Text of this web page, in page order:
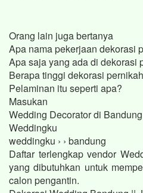
Orang lain juga bertanya
Apa nama pekerjaan dekorasi
Apa saja yang ada di dekorasi
Berapa tinggi dekorasi
Pelaminan itu seperti apa?
Masukan
Wedding Decorator di Bandung
Weddingku
weddingku › › bandung
Daftar terlengkap vendor
yang dibutuhkan untuk
calon pengantin.